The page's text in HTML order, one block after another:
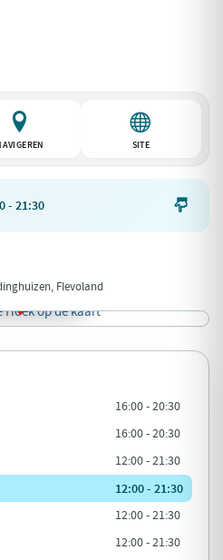
SITE
- 21:30 
Flevoland
16:00 - 20:30
16:00 - 20:30
12:00 - 21:30
12:00 - 21:30
12:00 - 21:30
12:00 - 21:30